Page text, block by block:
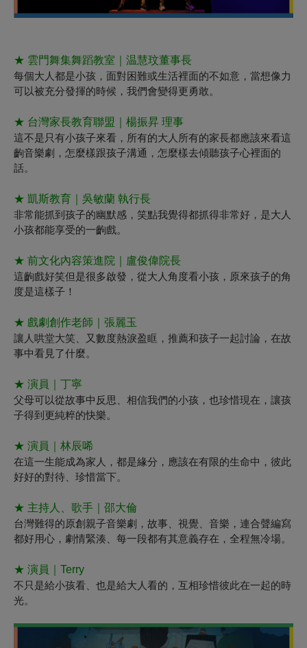
★ 雲門舞集舞蹈教室｜温慧玟董事長
每個大人都是小孩，面對困難或生活裡面的不如意，當想像力
可以被充分發揮的時候，我們會變得更勇敢。
★ 台灣家長教育聯盟｜楊振昇 理事
這不是只有小孩子來看，所有的大人所有的家長都應該來看這
齣音樂劇，怎麼樣跟孩子溝通，怎麼樣去傾聽孩子心裡面的
話。
★ 凱斯教育｜吳敏蘭 執行長
非常能抓到孩子的幽默感，笑點我覺得都抓得非常好，是大人
小孩都能享受的一齣戲。
★ 前文化內容策進院｜盧俊偉院長
這齣戲好笑但是很多啟發，從大人角度看小孩，原來孩子的角
度是這樣子！
★ 戲劇創作老師｜張麗玉
讓人哄堂大笑、又數度熱淚盈眶，推薦和孩子一起討論，在故
事中看見了什麼。
★ 演員｜丁寧
父母可以從故事中 反思
、相信我們的小孩，也珍惜現在，讓孩
子得到更純粹的快樂。
★ 演員｜林辰唏
在這一生能成為家人，都是緣分，應該在有限的生命中，彼此
好好的對待、珍惜當下。
★ 主持人、歌手｜邵大倫
台灣難得的原創親子音樂劇，故事、視覺、音樂，連合聲編寫
都好用心，劇情緊湊、每一段都有其意義存在，全程無冷場。
★ 演員｜ Terry
不只是給小孩看、也是給大人看的，互相珍惜彼此在一起的時
光。